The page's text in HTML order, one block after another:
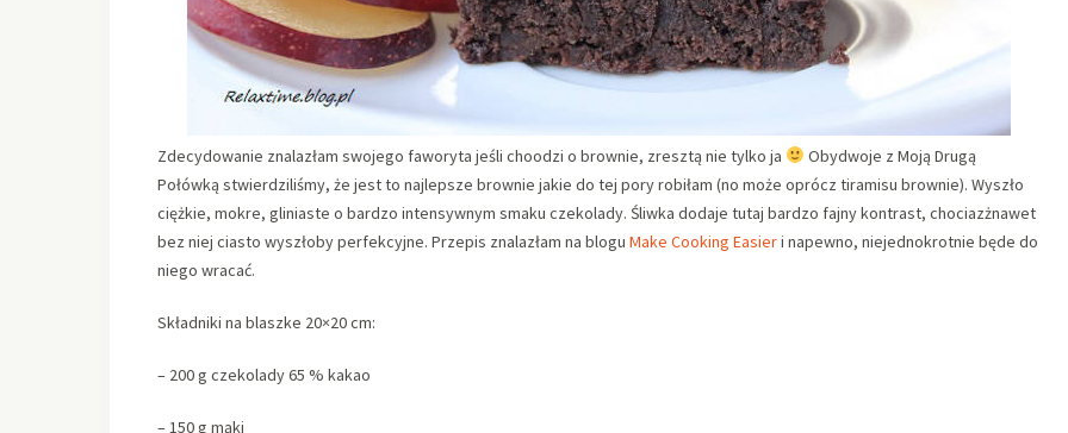
Zdecydowanie znalazłam swojego faworyta jeśli choodzi o brownie, zresztą nie tylko ja
Obydwoje z Moją Drugą
Połówką stwierdziliśmy, że jest to najlepsze brownie jakie do tej pory robiłam (no może oprócz tiramisu brownie). Wyszło
ciężkie, mokre, gliniaste o bardzo intensywnym smaku czekolady. Śliwka dodaje tutaj bardzo fajny kontrast, chociazżnawet
bez niej ciasto wyszłoby perfekcyjne. Przepis znalazłam na blogu Make Cooking Easieri napewno, niejednokrotnie będe do
niego wracać.
Składniki na blaszke 20×20 cm:
– 200 g czekolady 65 % kakao
– 150 g mąki